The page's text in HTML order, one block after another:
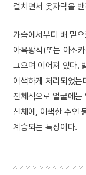
걸치면서 옷자락을
가슴에서부터 배 밑
아육왕식(또는 아소
그으며 이어져 있다.
어색하게 처리되었는
전체적으로 얼굴에는
신체에, 어색한 수인
계승되는 특징이다.